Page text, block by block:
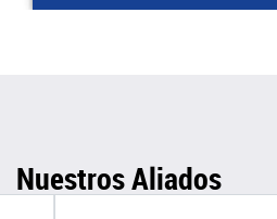
Nuestros Aliados